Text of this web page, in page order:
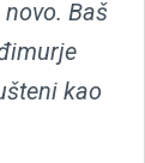
Baš
kao